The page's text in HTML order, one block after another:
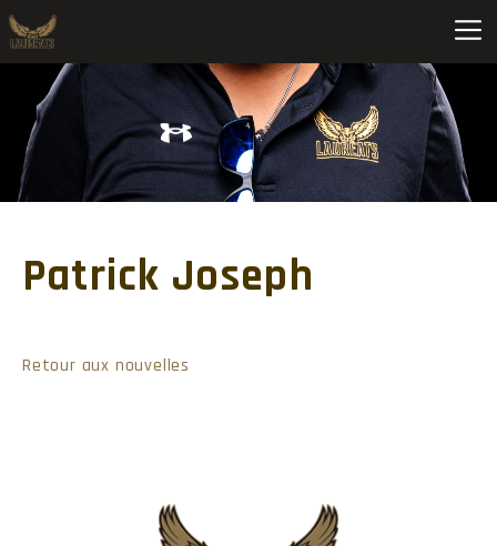
Patrick Joseph
Retour aux nouvelles